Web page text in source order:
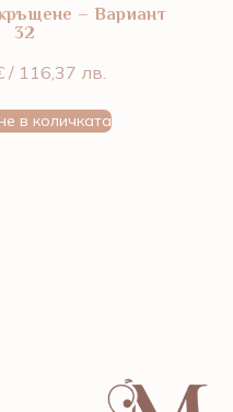
– Вариант
32
/ 116,37 лв.
в количката